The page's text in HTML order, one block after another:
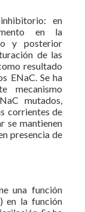
en
en la
y posterior
de las
resultado
ENaC. Se ha
mecanismo
mutados,
corrientes de
se mantienen
presencia de
una función
en la función